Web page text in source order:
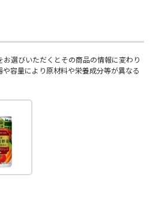
選びいただくとその商品の情報に変わり
容量により原材料や栄養成分等が異なる